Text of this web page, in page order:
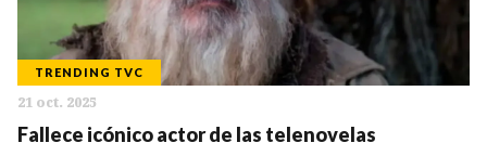
TRENDING TVC
21 oct. 2025
Fallece icónico actor de las telenovelas